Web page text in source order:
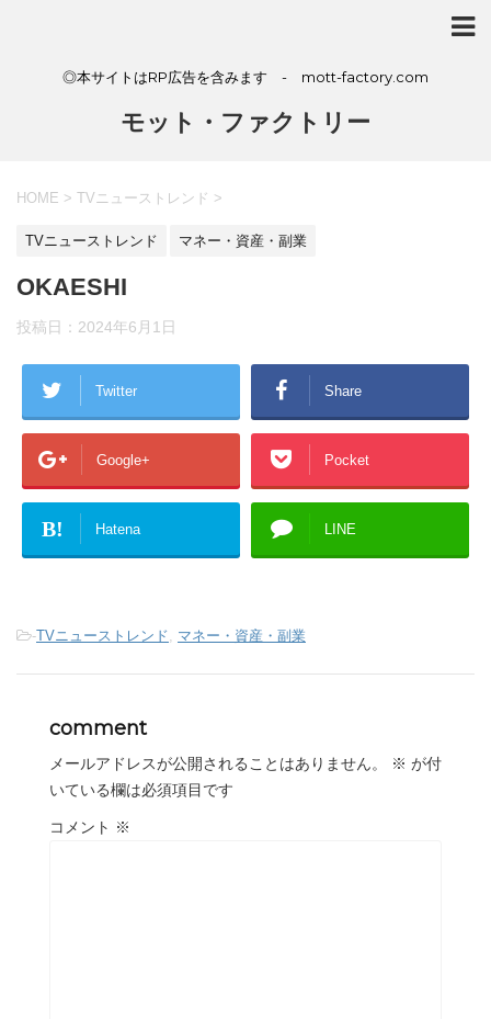
◎本サイトはRP広告を含みます - mott-factory.com
モット・ファクトリー
HOME > TVニューストレンド >
TVニューストレンド マネー・資産・副業
OKAESHI
投稿日： 2024年6月1日
Twitter Share
Google+ Pocket
B! Hatena LINE
-TVニューストレンド, マネー・資産・副業
comment
メールアドレスが公開されることはありません。 ※ が付
いている欄は必須項目です
コメント ※